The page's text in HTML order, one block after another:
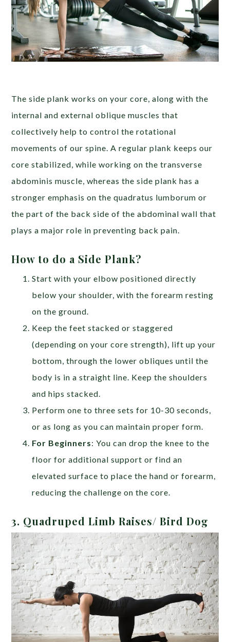
The side plank works on your core, along with the
internal and external oblique muscles that
collectively help to control the rotational
movements of our spine. A regular plank keeps our
core stabilized, while working on the transverse
abdominis muscle, whereas the side plank has a
stronger emphasis on the quadratus lumborum or
the part of the back side of the abdominal wall that
plays a major role in preventing back pain.
How to do a Side Plank?
Start with your elbow positioned directly
below your shoulder, with the forearm resting
on the ground.
Keep the feet stacked or staggered
(depending on your core strength), lift up your
bottom, through the lower obliques until the
body is in a straight line. Keep the shoulders
and hips stacked.
Perform one to three sets for 10-30 seconds,
or as long as you can maintain proper form.
For Beginners: You can drop the knee to the
floor for additional support or find an
elevated surface to place the hand or forearm,
reducing the challenge on the core.
3. Quadruped Limb Raises/ Bird Dog